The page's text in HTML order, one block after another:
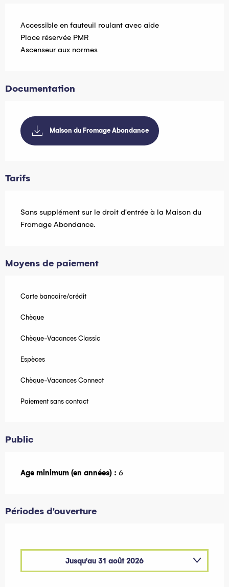
Accessible en fauteuil roulant avec aide
Place réservée PMR
Ascenseur aux normes
Documentation
Maison du Fromage Abondance
Tarifs
Sans supplément sur le droit d'entrée à la Maison du
Fromage Abondance.
Moyens de paiement
Carte bancaire/crédit
Chèque
Chèque-Vacances Classic
Espèces
Chèque-Vacances Connect
Paiement sans contact
Public
Age minimum (en années) : 6
Périodes d'ouverture
Jusqu'au31 août 2026